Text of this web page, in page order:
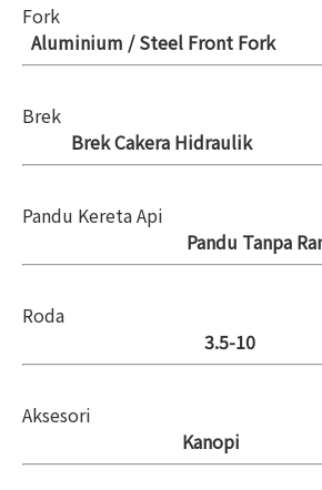
Aluminium / Steel Front Fork
Brek Cakera Hidraulik
Pandu
Pandu Tanpa
3.5-10
Kanopi